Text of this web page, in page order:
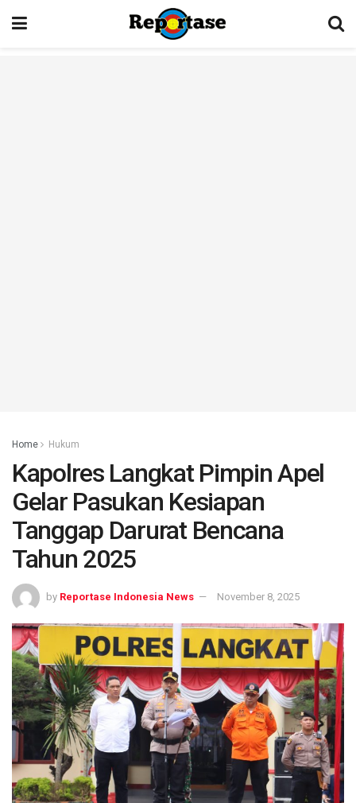
Home Hukum
Kapolres Langkat Pimpin Apel
Gelar Pasukan Kesiapan
Tanggap Darurat Bencana
Tahun 2025
by Reportase Indonesia News November 8, 2025